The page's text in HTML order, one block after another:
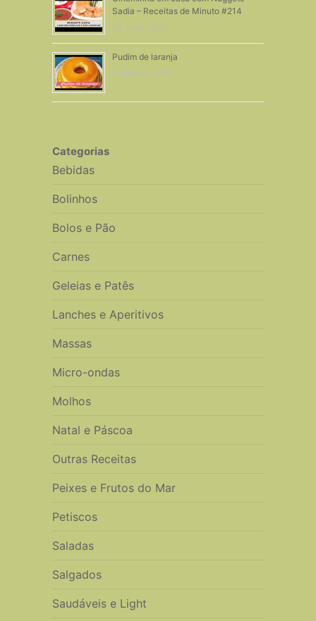
Sadia – Receitas de Minuto #214
20 Julho, 2015
Pudim de laranja
11 Janeiro, 2016
Categorias
Bebidas
Bolinhos
Bolos e Pão
Carnes
Geleias e Patês
Lanches e Aperitivos
Massas
Micro-ondas
Molhos
Natal e Páscoa
Outras Receitas
Peixes e Frutos do Mar
Petiscos
Saladas
Salgados
Saudáveis e Light